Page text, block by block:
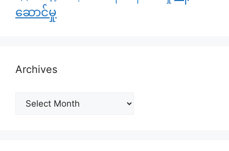
ဆောင်မှု
Archives
Archives